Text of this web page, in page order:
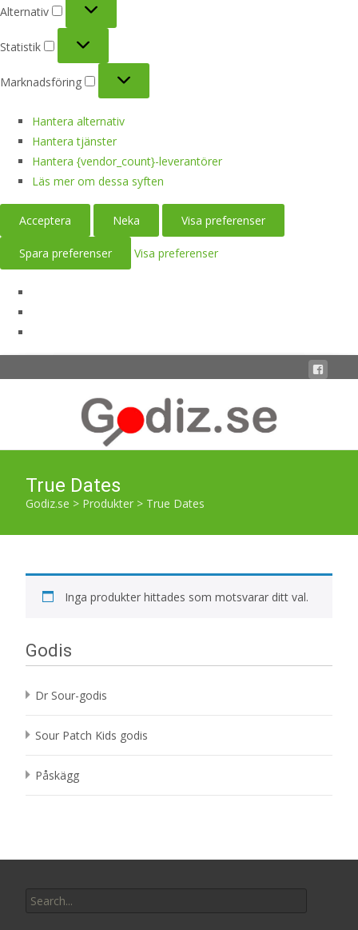
Alternativ
Statistik
Marknadsföring
Hantera alternativ
Hantera tjänster
Hantera {vendor_count}-leverantörer
Läs mer om dessa syften
Acceptera Neka Visa preferenser
Spara preferenser Visa preferenser
True Dates
Godiz.se > Produkter > True Dates
Inga produkter hittades som motsvarar ditt val.
Godis
Dr Sour-godis
Sour Patch Kids godis
Påskägg
for: